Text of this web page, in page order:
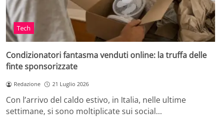
Tech
Condizionatori fantasma venduti online: la truffa delle
finte sponsorizzate
Redazione 21 Luglio 2026
Con l’arrivo del caldo estivo, in Italia, nelle ultime
settimane, si sono moltiplicate sui social…